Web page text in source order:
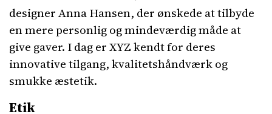
designer Anna Hansen, der ønskede at tilbyde
en mere personlig og mindeværdig måde at
give gaver. I dag er XYZ kendt for deres
innovative tilgang, kvalitetshåndværk og
smukke æstetik.
Etik